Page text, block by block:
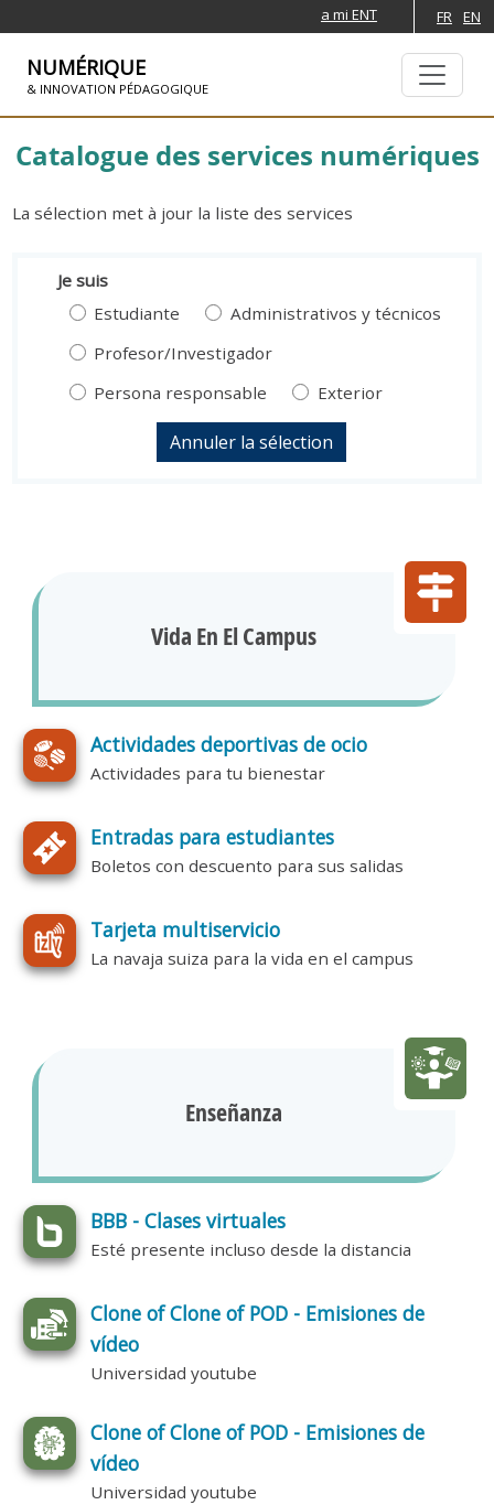
a mi ENT FR EN
NUMÉRIQUE
& INNOVATION PÉDAGOGIQUE
Catalogue des services numériques
La sélection met à jour la liste des services
Je suis
Estudiante
Administrativos y técnicos
Profesor/Investigador
Persona responsable
Exterior
Vida En El Campus
Actividades deportivas de ocio
Actividades para tu bienestar
Entradas para estudiantes
Boletos con descuento para sus salidas
Tarjeta multiservicio
La navaja suiza para la vida en el campus
Enseñanza
BBB - Clases virtuales
Esté presente incluso desde la distancia
Clone of Clone of POD - Emisiones de
vídeo
Universidad youtube
Clone of Clone of POD - Emisiones de
vídeo
Universidad youtube